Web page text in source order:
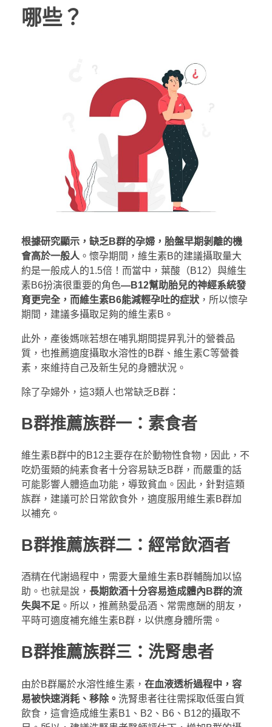
哪些？
根據研究顯示，缺乏B群的孕婦，胎盤早期剝離的機
會高於一般人 。懷孕期間，維生素B的建議攝取量大
約是一般成人的1.5倍！而當中，葉酸（B12）與維生
素B6扮演很重要的角色—B12幫助胎兒的神經系統發
育更完全，而維生素B6能減輕孕吐的症狀 ，所以懷孕
期間，建議多攝取足夠的維生素B。
此外，產後媽咪若想在哺乳期間提昇乳汁的營養品
質，也推薦適度攝取水溶性的B群、維生素C等營養
素，來維持自己及新生兒的身體狀況。
除了孕婦外，這3類人也常缺乏B群：
B群推薦族群一：素食者
維生素B群中的B12主要存在於動物性食物，因此，不
吃奶蛋類的純素食者十分容易缺乏B群，而嚴重的話
可能影響人體造血功能，導致貧血。因此，針對這類
族群，建議可於日常飲食外，適度服用維生素B群加
以補充。
B群推薦族群二：經常飲酒者
酒精在代謝過程中，需要大量維生素B群輔酶加以協
助。也就是說， 長期飲酒十分容易造成體內B群的流
失與不足 。所以，推薦熱愛品酒、常需應酬的朋友，
平時可適度補充維生素B群，以供應身體所需。
B群推薦族群三：洗腎患者
由於B群屬於水溶性維生素， 在血液透析過程中，容
易被快速消耗、移除。 洗腎患者往往需採取低蛋白質
飲食，這會造成維生素B1、B2、B6、B12的攝取不